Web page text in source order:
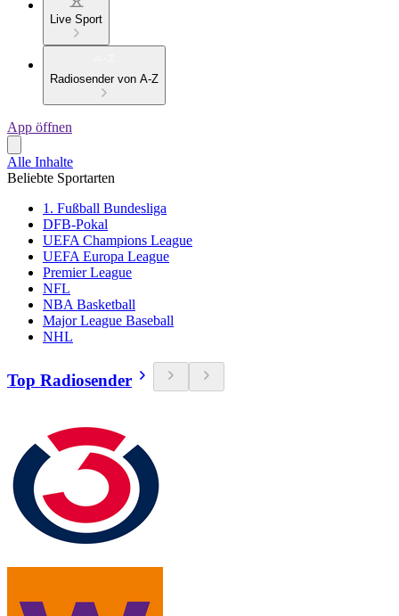
Live Sport
Radiosender von A-Z
App öffnen
Alle Inhalte
Beliebte Sportarten
1. Fußball Bundesliga
DFB-Pokal
UEFA Champions League
UEFA Europa League
Premier League
NFL
NBA Basketball
Major League Baseball
NHL
Top Radiosender